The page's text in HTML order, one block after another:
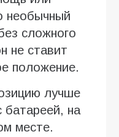
необычный
сложного
не ставит
положение.
лучше
батареей, на
месте.